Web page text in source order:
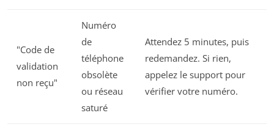
"Code de
validation
non reçu"
Numéro
de
téléphone
obsolète
ou réseau
saturé
Attendez 5 minutes, puis
redemandez. Si rien,
appelez le support pour
vérifier votre numéro.